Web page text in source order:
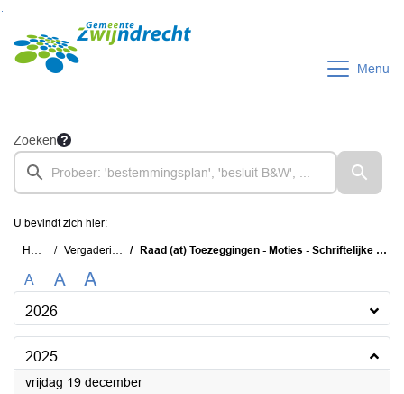
Ga naar de inhoud van deze pagina
Ga naar het zoeken
Ga naar het menu
Menu
Zoeken
U bevindt zich hier:
Home Vergaderingen Raad (at) Toezeggingen - Moties - Schriftelijke Vragen (TMS)
A A A
2026
2025
vrijdag 19 december2025